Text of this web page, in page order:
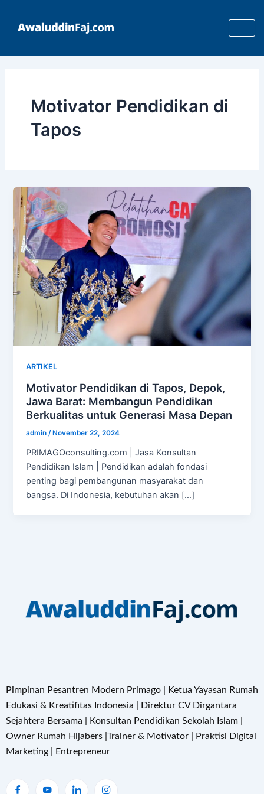
content
Motivator Pendidikan di
Tapos
ARTIKEL
Motivator Pendidikan di Tapos, Depok,
Jawa Barat: Membangun Pendidikan
Berkualitas untuk Generasi Masa Depan
admin/ November 22, 2024
PRIMAGOconsulting.com | Jasa Konsultan
Pendidikan Islam | Pendidikan adalah fondasi
penting bagi pembangunan masyarakat dan
bangsa. Di Indonesia, kebutuhan akan […]
Pimpinan Pesantren Modern Primago | Ketua Yayasan Rumah
Edukasi & Kreatifitas Indonesia | Direktur CV Dirgantara
Sejahtera Bersama | Konsultan Pendidikan Sekolah Islam |
Owner Rumah Hijabers |Trainer & Motivator | Praktisi Digital
Marketing | Entrepreneur